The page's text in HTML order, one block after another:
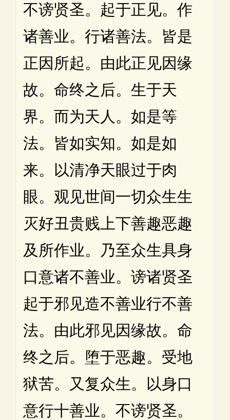
不谤贤圣。起于正见。作
诸善业。行诸善法。皆是
正因所起。由此正见因缘
故。命终之后。生于天
界。而为天人。如是等
法。皆如实知。如是如
来。以清净天眼过于肉
眼。观见世间一切众生生
灭好丑贵贱上下善趣恶趣
及所作业。乃至众生具身
口意诸不善业。谤诸贤圣
起于邪见造不善业行不善
法。由此邪见因缘故。命
终之后。堕于恶趣。受地
狱苦。又复众生。以身口
意行十善业。不谤贤圣。